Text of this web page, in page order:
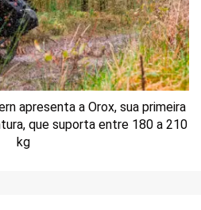
apresenta a Orox, sua primeira
que suporta entre 180 a 210
kg